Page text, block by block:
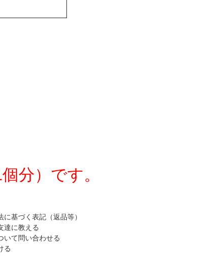
分）です。
に基づく表記（返品等）
達に教える
いて問い合わせる
る